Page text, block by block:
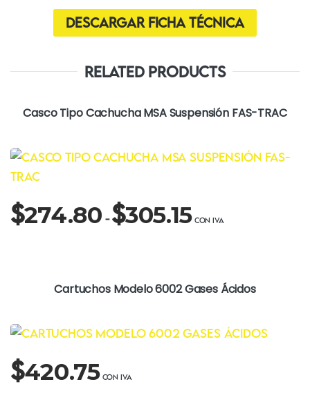
Descargar ficha técnica
Related Products
Casco Tipo Cachucha MSA Suspensión FAS-TRAC
$274.80 - $305.15de
hasta
Cartuchos Modelo 6002 Gases Ácidos
$420.75